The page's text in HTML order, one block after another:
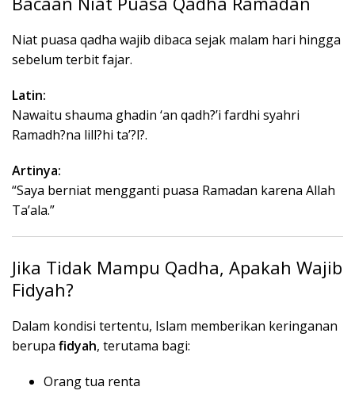
Niat puasa qadha wajib dibaca sejak malam hari hingga
sebelum terbit fajar.
Latin:
Nawaitu shauma ghadin ‘an qadh?’i fardhi syahri
Ramadh?na lill?hi ta’?l?.
Artinya:
“Saya berniat mengganti puasa Ramadan karena Allah
Ta’ala.”
Jika Tidak Mampu Qadha, Apakah Wajib
Fidyah?
Dalam kondisi tertentu, Islam memberikan keringanan
berupa fidyah, terutama bagi:
Orang tua renta